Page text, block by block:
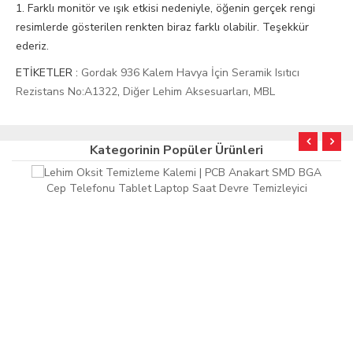
1. Farklı monitör ve ışık etkisi nedeniyle, öğenin gerçek rengi
resimlerde gösterilen renkten biraz farklı olabilir. Teşekkür
ederiz.
ETİKETLER : Gordak 936 Kalem Havya İçin Seramik Isıtıcı
Rezistans No:A1322, Diğer Lehim Aksesuarları, MBL
Kategorinin Popüler Ürünleri